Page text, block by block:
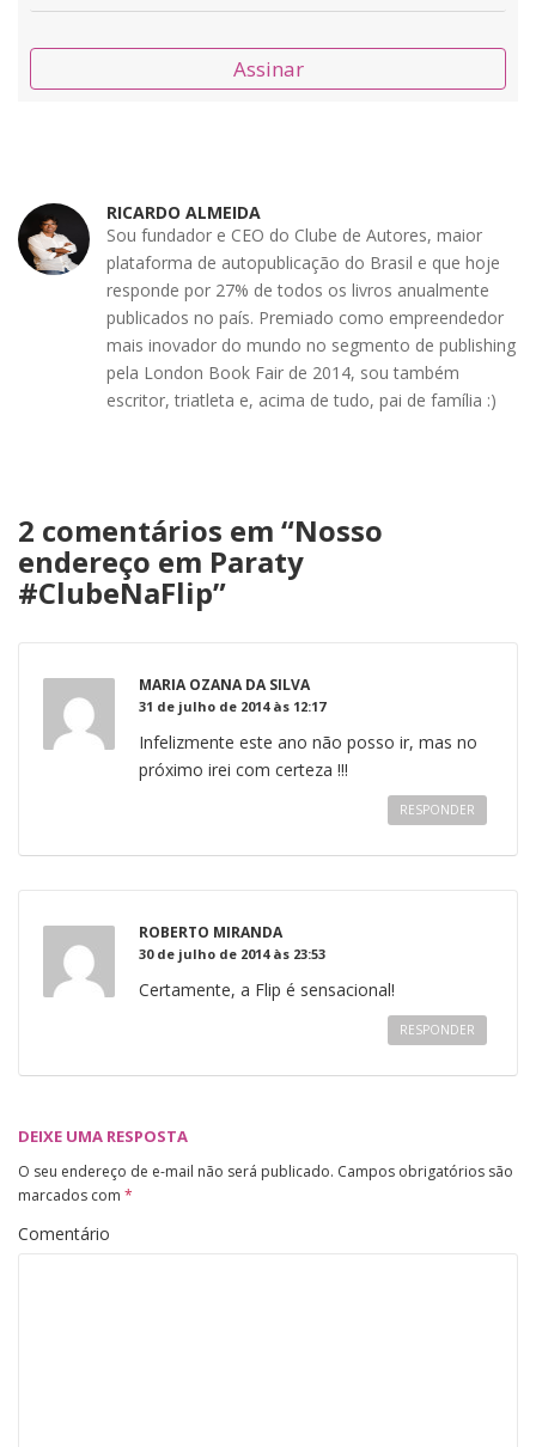
Assinar
RICARDO ALMEIDA
Sou fundador e CEO do Clube de Autores, maior
plataforma de autopublicação do Brasil e que hoje
responde por 27% de todos os livros anualmente
publicados no país. Premiado como empreendedor
mais inovador do mundo no segmento de publishing
pela London Book Fair de 2014, sou também
escritor, triatleta e, acima de tudo, pai de família :)
2 comentários em “Nosso
endereço em Paraty
#ClubeNaFlip”
MARIA OZANA DA SILVA
31 de julho de 2014 às 12:17
Infelizmente este ano não posso ir, mas no
próximo irei com certeza !!!
RESPONDER
ROBERTO MIRANDA
30 de julho de 2014 às 23:53
Certamente, a Flip é sensacional!
RESPONDER
DEIXE UMA RESPOSTA
O seu endereço de e-mail não será publicado. Campos obrigatórios são
marcados com *
Comentário